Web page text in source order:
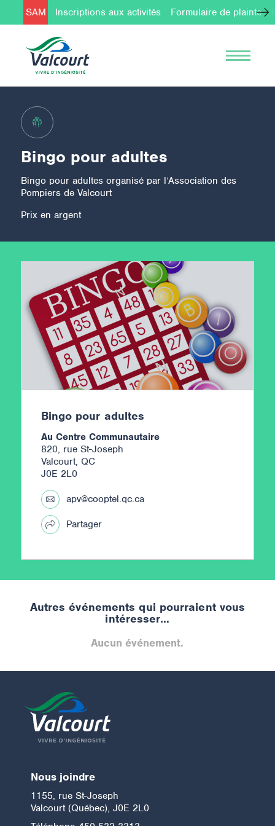
SAM Inscriptions aux activités Formulaire de plainte
Bingo pour adultes
Bingo pour adultes organisé par l’Association des
Pompiers de Valcourt
Prix en argent
Bingo pour adultes
Au Centre Communautaire
820, rue St-Joseph
Valcourt, QC
J0E 2L0
apv@cooptel.qc.ca
Partager
Autres événements qui pourraient vous
intéresser…
Aucun événement.
Nous joindre
1155, rue St-Joseph
Valcourt (Québec), J0E 2L0